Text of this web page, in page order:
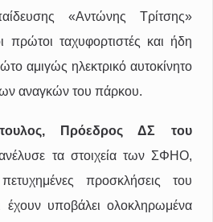
«Αντώνης Τρίτσης»
πρώτοι ταχυφορτιστές και ήδη
αμιγώς ηλεκτρικό αυτοκίνητο
αναγκών του πάρκου.
Πρόεδρος ΔΣ του
τα στοιχεία των ΣΦΗΟ,
προσκλήσεις του
υποβάλει ολοκληρωμένα